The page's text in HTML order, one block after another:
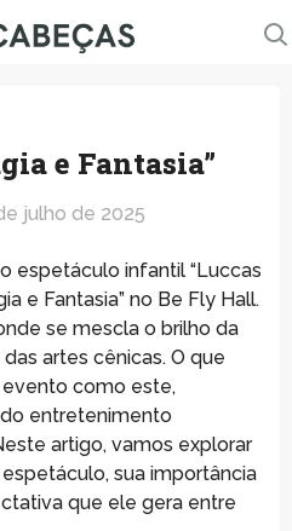
e Fantasia”
julho de 2025
espetáculo infantil “Luccas
e Fantasia” no Be Fly Hall.
se mescla o brilho da
artes cênicas. O que
como este,
entretenimento
artigo, vamos explorar
sua importância
que ele gera entre